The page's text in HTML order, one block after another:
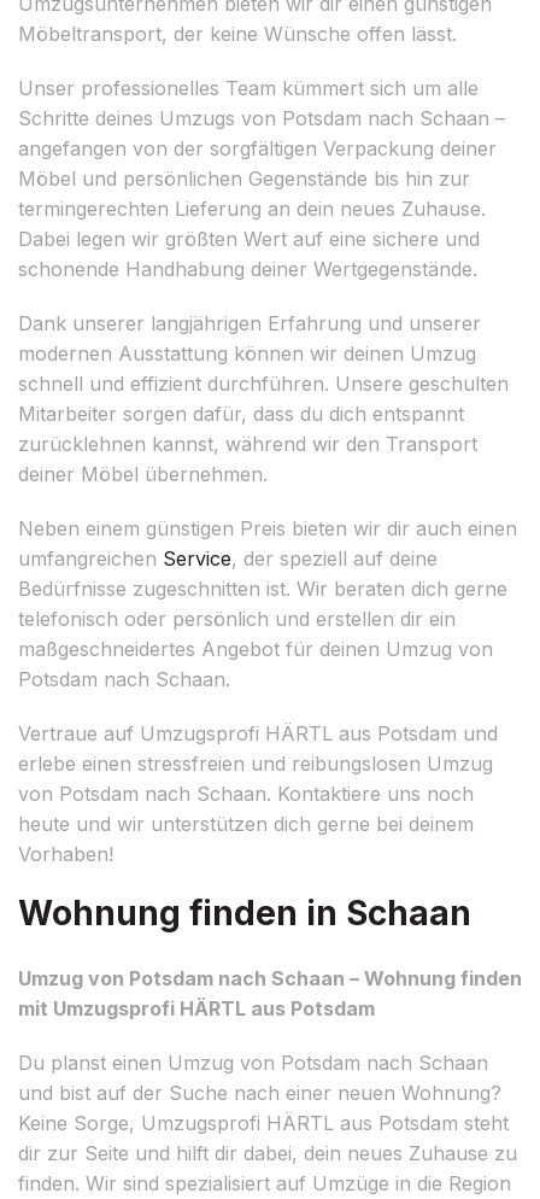
Möbeltransport, der keine Wünsche offen lässt.
Unser professionelles Team kümmert sich um alle
Schritte deines Umzugs von Potsdam nach Schaan –
angefangen von der sorgfältigen Verpackung deiner
Möbel und persönlichen Gegenstände bis hin zur
termingerechten Lieferung an dein neues Zuhause.
Dabei legen wir größten Wert auf eine sichere und
schonende Handhabung deiner Wertgegenstände.
Dank unserer langjährigen Erfahrung und unserer
modernen Ausstattung können wir deinen Umzug
schnell und effizient durchführen. Unsere geschulten
Mitarbeiter sorgen dafür, dass du dich entspannt
zurücklehnen kannst, während wir den Transport
deiner Möbel übernehmen.
Neben einem günstigen Preis bieten wir dir auch einen
umfangreichen Service, der speziell auf deine
Bedürfnisse zugeschnitten ist. Wir beraten dich gerne
telefonisch oder persönlich und erstellen dir ein
maßgeschneidertes Angebot für deinen Umzug von
Potsdam nach Schaan.
Vertraue auf Umzugsprofi HÄRTL aus Potsdam und
erlebe einen stressfreien und reibungslosen Umzug
von Potsdam nach Schaan. Kontaktiere uns noch
heute und wir unterstützen dich gerne bei deinem
Vorhaben!
Wohnung finden in Schaan
Umzug von Potsdam nach Schaan – Wohnung finden
mit Umzugsprofi HÄRTL aus Potsdam
Du planst einen Umzug von Potsdam nach Schaan
und bist auf der Suche nach einer neuen Wohnung?
Keine Sorge, Umzugsprofi HÄRTL aus Potsdam steht
dir zur Seite und hilft dir dabei, dein neues Zuhause zu
finden. Wir sind spezialisiert auf Umzüge in die Region